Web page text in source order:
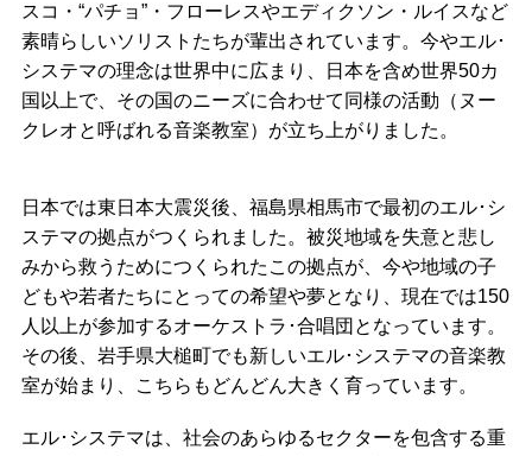
スコ・“パチョ”・フローレスやエディクソン・ルイスなど
素晴らしいソリストたちが輩出されています。今やエル･
システマの理念は世界中に広まり、日本を含め世界50カ
国以上で、その国のニーズに合わせて同様の活動（ヌー
クレオと呼ばれる音楽教室）が立ち上がりました。
日本では東日本大震災後、福島県相馬市で最初のエル･シ
ステマの拠点がつくられました。被災地域を失意と悲し
みから救うためにつくられたこの拠点が、今や地域の子
どもや若者たちにとっての希望や夢となり、現在では150
人以上が参加するオーケストラ･合唱団となっています。
その後、岩手県大槌町でも新しいエル･システマの音楽教
室が始まり、こちらもどんどん大きく育っています。
エル･システマは、社会のあらゆるセクターを包含する重